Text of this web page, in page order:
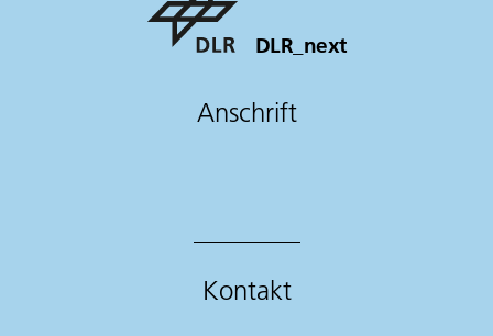
DLR_next
Anschrift
Kontakt